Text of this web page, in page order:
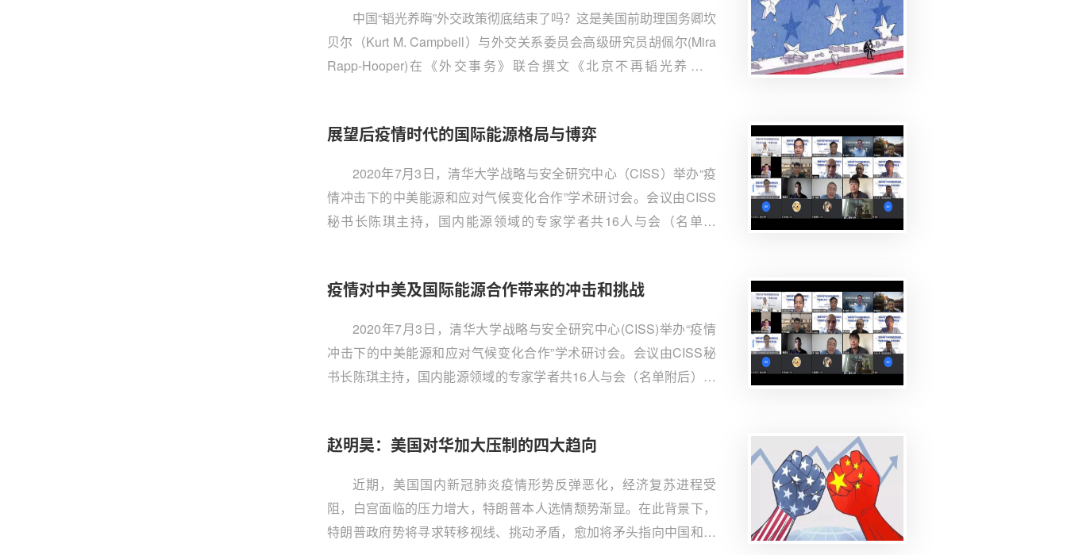
中国“韬光养晦”外交政策彻底结束了吗？这是美国前助理国务卿坎
贝尔（Kurt M. Campbell）与外交关系委员会高级研究员胡佩尔(Mira
Rapp-Hooper)在《外交事务》联合撰文《北京不再韬光养晦》
政府留下的全球权力真空，展开了前所未有的外交攻势。
展望后疫情时代的国际能源格局与博弈
2020年7月3日，清华大学战略与安全研究中心（CISS）举办“疫
情冲击下的中美能源和应对气候变化合作”学术研讨会。会议由CISS
秘书长陈琪主持，国内能源领域的专家学者共16人与会（名单附
专家许可，现将会议主要观点精选发布。
疫情对中美及国际能源合作带来的冲击和挑战
2020年7月3日，清华大学战略与安全研究中心(CISS)举办“疫情
冲击下的中美能源和应对气候变化合作”学术研讨会。会议由CISS秘
书长陈琪主持，国内能源领域的专家学者共16人与会（名单附后）。
维护我国能源安全、推进我国对外能源合作和国际气候治理等问题。
赵明昊：美国对华加大压制的四大趋向
近期，美国国内新冠肺炎疫情形势反弹恶化，经济复苏进程受
阻，白宫面临的压力增大，特朗普本人选情颓势渐显。在此背景下，
特朗普政府势将寻求转移视线、挑动矛盾，愈加将矛头指向中国和中